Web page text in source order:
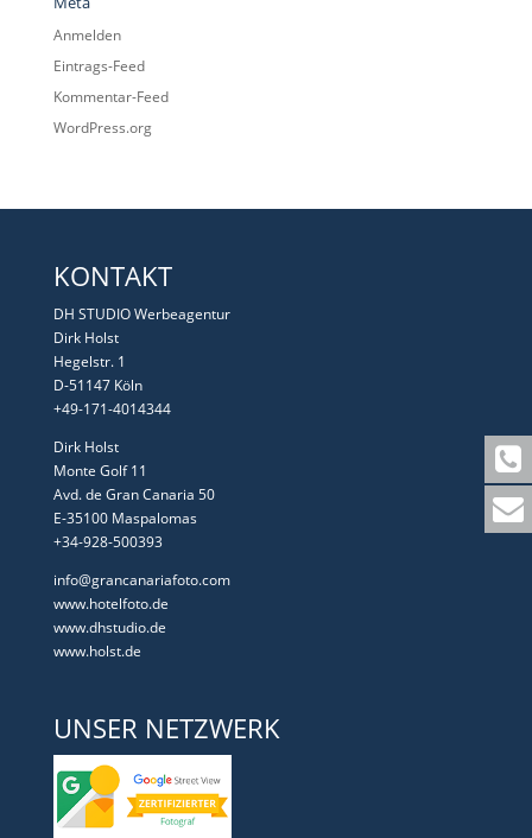
Anmelden
Eintrags-Feed
Kommentar-Feed
WordPress.org
KONTAKT
DH STUDIO Werbeagentur
Dirk Holst
Hegelstr. 1
D-51147 Köln
+49-171-4014344
Dirk Holst
Monte Golf 11
Avd. de Gran Canaria 50
E-35100 Maspalomas
+34-928-500393
info@grancanariafoto.com
www.hotelfoto.de
www.dhstudio.de
www.holst.de
UNSER NETZWERK